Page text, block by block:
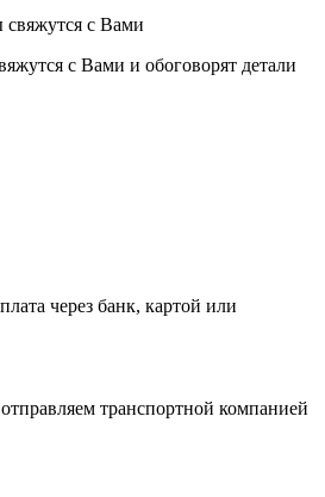
с Вами и обоговорят детали
через банк, картой или
транспортной компанией